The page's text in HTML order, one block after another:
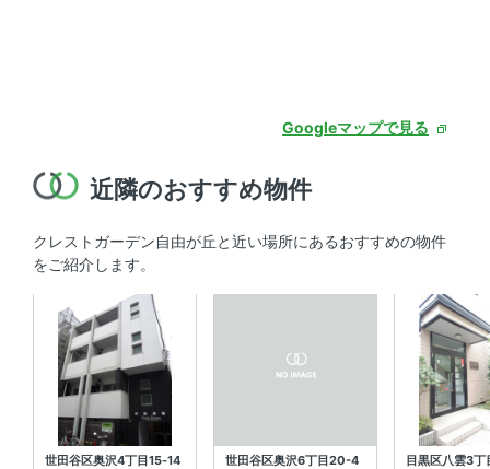
Googleマップで見る
近隣のおすすめ物件
クレストガーデン自由が丘と近い場所にあるおすすめの物件
をご紹介します。
世田谷区奥沢4丁目15‐14 世田谷区奥沢6丁目20-4 目黒区八雲3